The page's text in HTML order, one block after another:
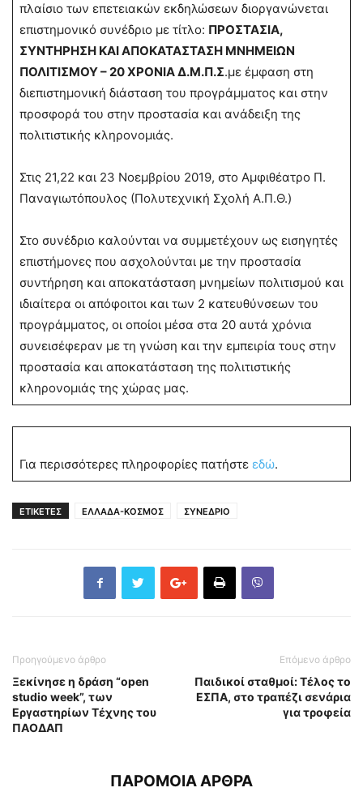
πλαίσιο των επετειακών εκδηλώσεων διοργανώνεται
επιστημονικό συνέδριο με τίτλο: ΠΡΟΣΤΑΣΙΑ,
ΣΥΝΤΗΡΗΣΗ ΚΑΙ ΑΠΟΚΑΤΑΣΤΑΣΗ ΜΝΗΜΕΙΩΝ
ΠΟΛΙΤΙΣΜΟΥ – 20 ΧΡΟΝΙΑ Δ.Μ.Π.Σ.με έμφαση στη
διεπιστημονική διάσταση του προγράμματος και στην
προσφορά του στην προστασία και ανάδειξη της
πολιτιστικής κληρονομιάς.
Στις 21,22 και 23 Νοεμβρίου 2019, στο Αμφιθέατρο Π.
Παναγιωτόπουλος (Πολυτεχνική Σχολή Α.Π.Θ.)
Στο συνέδριο καλούνται να συμμετέχουν ως εισηγητές
επιστήμονες που ασχολούνται με την προστασία
συντήρηση και αποκατάσταση μνημείων πολιτισμού και
ιδιαίτερα οι απόφοιτοι και των 2 κατευθύνσεων του
προγράμματος, οι οποίοι μέσα στα 20 αυτά χρόνια
συνεισέφεραν με τη γνώση και την εμπειρία τους στην
προστασία και αποκατάσταση της πολιτιστικής
κληρονομιάς της χώρας μας.
Για περισσότερες πληροφορίες πατήστε εδώ.
ΕΤΙΚΕΤΕΣ ΕΛΛΑΔΑ-ΚΟΣΜΟΣ ΣΥΝΕΔΡΙΟ
Προηγούμενο άρθρο
Ξεκίνησε η δράση “open
studio week”, των
Εργαστηρίων Τέχνης του
ΠΑΟΔΑΠ
Επόμενο άρθρο
Παιδικοί σταθμοί: Τέλος το
ΕΣΠΑ, στο τραπέζι σενάρια
για τροφεία
ΠΑΡΟΜΟΙΑ ΑΡΘΡΑ